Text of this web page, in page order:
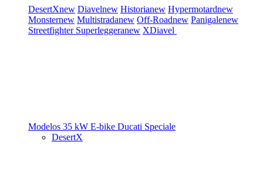
DesertXnew Diavelnew Historianew Hypermotardnew
Monsternew Multistradanew Off-Roadnew Panigalenew
Streetfighter Superleggeranew XDiavel
Modelos 35 kW E-bike Ducati Speciale
DesertX